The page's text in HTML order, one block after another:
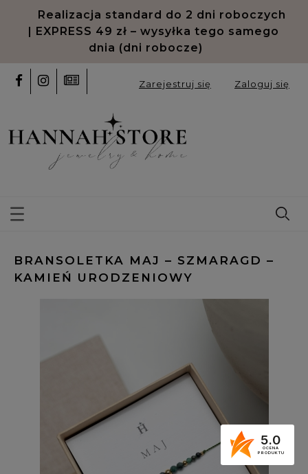
Realizacja standard do 2 dni roboczych
| EXPRESS 49 zł – wysyłka tego samego
dnia (dni robocze)
Zarejestruj się Zaloguj się
BRANSOLETKA MAJ – SZMARAGD –
KAMIEŃ URODZENIOWY
5.0
OCENA
PRODUKTU